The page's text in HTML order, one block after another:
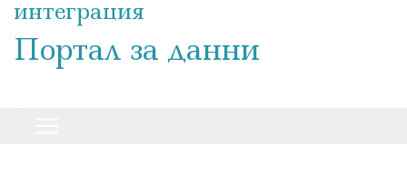
интеграция
Портал за данни